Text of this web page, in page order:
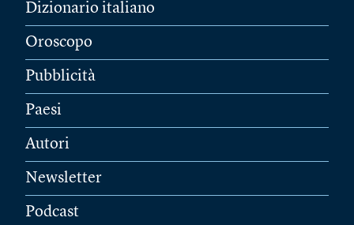
Dizionario italiano
Oroscopo
Pubblicità
Paesi
Autori
Newsletter
Podcast